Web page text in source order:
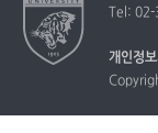
Tel:
개인정